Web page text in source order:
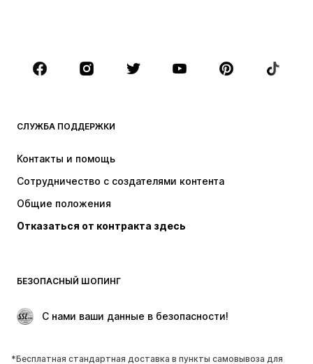
Аксессуары
Премиум
НОВИНКИ
Куртки
Белье
Пальто
Юбки
Поводы
ЭКСКЛЮЗИВ
СЛУЖБА ПОДДЕРЖКИ
Контакты и помощь
Сотрудничество с создателями контента
Общие положения
Отказаться от контракта здесь
БЕЗОПАСНЫЙ ШОПИНГ
С нами ваши данные в безопасности!
*Бесплатная стандартная доставка в пункты самовывоза для